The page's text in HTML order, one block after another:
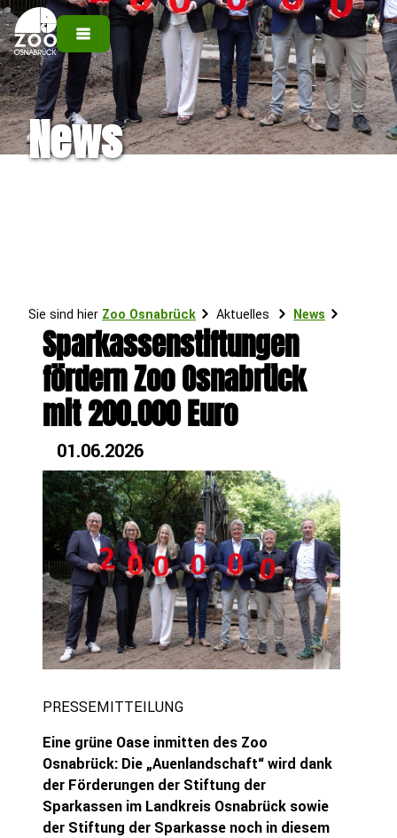
News
Sie sind hier Zoo Osnabrück Aktuelles News
Sparkassenstiftungen
fördern Zoo Osnabrück
mit 200.000 Euro
01.06.2026
PRESSEMITTEILUNG
Eine grüne Oase inmitten des Zoo
Osnabrück: Die „Auenlandschaft“ wird dank
der Förderungen der Stiftung der
Sparkassen im Landkreis Osnabrück sowie
der Stiftung der Sparkasse noch in diesem